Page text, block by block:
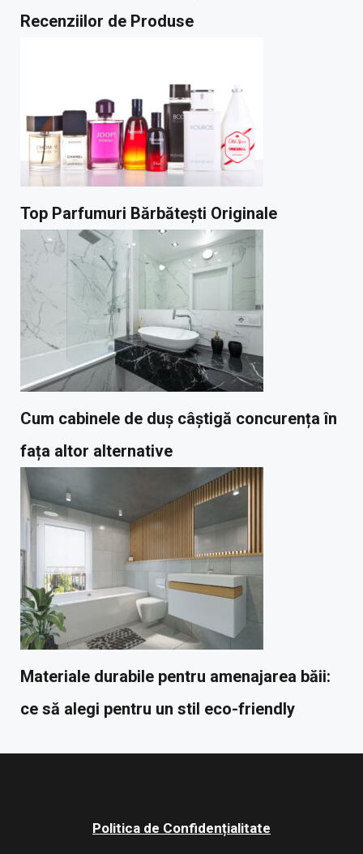
Recenziilor de Produse
Top Parfumuri Bărbătești Originale
Cum cabinele de duș câștigă concurența în
fața altor alternative
Materiale durabile pentru amenajarea băii:
ce să alegi pentru un stil eco-friendly
Politica de Confidențialitate